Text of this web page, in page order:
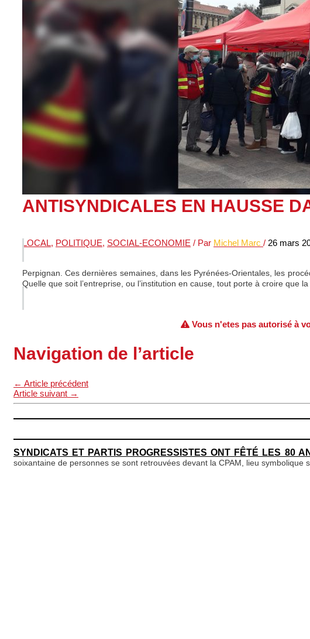
ANTISYNDICALES EN HAUSSE
LOCAL, POLITIQUE, SOCIAL-ECONOMIE / Par Michel Marc / 26 mars
Perpignan. Ces dernières semaines, dans les Pyrénées-Orientales, les
Quelle que soit l’entreprise, ou l’institution en cause, tout porte à croire que
Vous n'etes pas autorisé à
Navigation de l’article
← Article précédent
Article suivant →
SYNDICATS ET PARTIS PROGRESSISTES ONT FÊTÉ LES 80
soixantaine de personnes se sont retrouvées devant la CPAM, lieu symbolique